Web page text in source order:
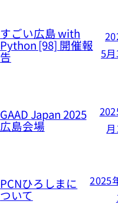
すごい広島 with
Python [98] 開催報
告
5
GAAD Japan 2025
広島会場
PCNひろしまに
ついて
2025